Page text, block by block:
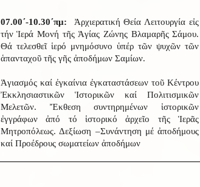
07.00΄-10.30΄πμ:
Ἀρχιερατική Θεία Λειτουργία εἰς
τήν Ἱερά Μονή τῆς Ἁγίας Ζώνης Βλαμαρῆς Σάμου.
Θά τελεσθεῖ ἱερό μνημόσυνο ὑπέρ τῶν ψυχῶν τῶν
ἁπανταχοῦ τῆς γῆς ἀποδήμων Σαμίων.
Ἁγιασμός καί ἐγκαίνια ἐγκαταστάσεων τοῦ Κέντρου
Ἐκκλησιαστικῶν Ἱστορικῶν καί Πολιτισμικῶν
Μελετῶν. Ἔκθεση συντηρημένων ἱστορικῶν
ἐγγράφων ἀπό τό ἱστορικό ἀρχεῖο τῆς Ἱερᾶς
Μητροπόλεως. Δεξίωση –Συνάντηση μέ ἀποδήμους
καί Προέδρους σωματείων ἀποδήμων